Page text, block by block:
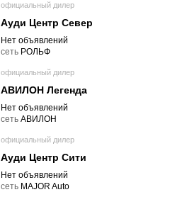
официальный дилер
Ауди Центр Север
Нет объявлений
cеть РОЛЬФ
официальный дилер
АВИЛОН Легенда
Нет объявлений
cеть АВИЛОН
официальный дилер
Ауди Центр Сити
Нет объявлений
cеть MAJOR Auto